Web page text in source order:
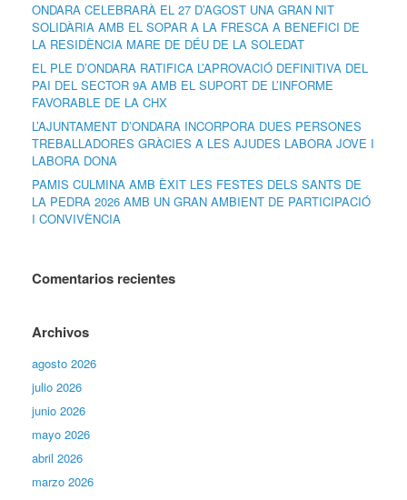
ONDARA CELEBRARÀ EL 27 D’AGOST UNA GRAN NIT
SOLIDÀRIA AMB EL SOPAR A LA FRESCA A BENEFICI DE
LA RESIDÈNCIA MARE DE DÉU DE LA SOLEDAT
EL PLE D’ONDARA RATIFICA L’APROVACIÓ DEFINITIVA DEL
PAI DEL SECTOR 9A AMB EL SUPORT DE L’INFORME
FAVORABLE DE LA CHX
L’AJUNTAMENT D’ONDARA INCORPORA DUES PERSONES
TREBALLADORES GRÀCIES A LES AJUDES LABORA JOVE I
LABORA DONA
PAMIS CULMINA AMB ÈXIT LES FESTES DELS SANTS DE
LA PEDRA 2026 AMB UN GRAN AMBIENT DE PARTICIPACIÓ
I CONVIVÈNCIA
Comentarios recientes
Archivos
agosto 2026
julio 2026
junio 2026
mayo 2026
abril 2026
marzo 2026